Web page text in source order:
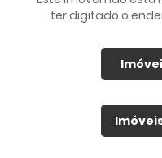
Contato
Favoritos
Anuncie
ter digitado o